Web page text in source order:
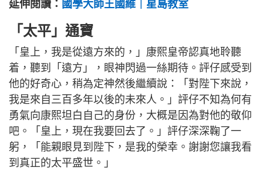
延伸閱讀： 國學大師王國維｜星島教室
「太平」通寶
「皇上，我是從遠方來的，」康熙皇帝認真地聆聽
着，聽到「遠方」，眼神閃過一絲期待。評仔感受到
他的好奇心，稍為定神然後繼續說：「對陛下來說，
我是來自三百多年以後的未來人。」評仔不知為何有
勇氣向康熙坦白自己的身份，大概是因為對他的敬仰
吧。「皇上，現在我要回去了。」評仔深深鞠了一
躬，「能親眼見到陛下，是我的榮幸。謝謝您讓我看
到真正的太平盛世。」